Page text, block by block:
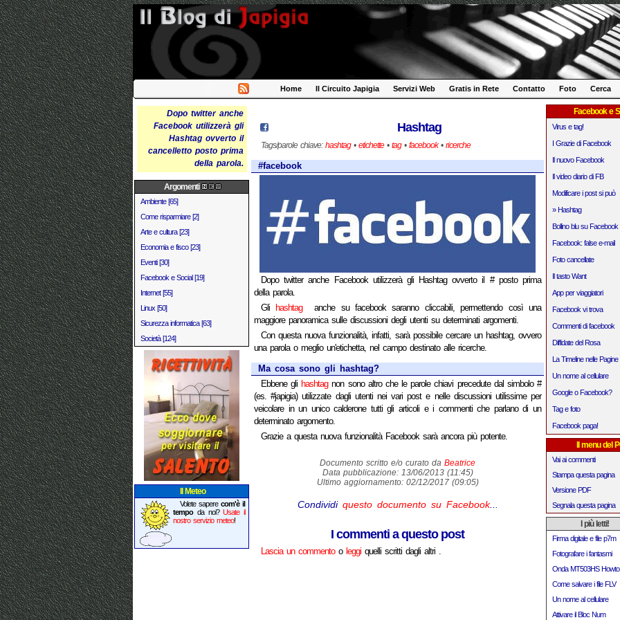
Home Il Circuito Japigia Servizi Web Gratis in Rete Contatto Foto Cerca
Dopo twitter anche
Facebook utilizzerà gli
Hashtag ovverto il
cancelletto posto prima
della parola.
Argomenti
Ambiente [65]
Come risparmiare [2]
Arte e cultura [23]
Economia e fisco [23]
Eventi [30]
Facebook e Social [19]
Internet [55]
Linux [50]
Sicurezza informatica [63]
Società [124]
Il Meteo
Volete sapere com'è il
tempoda noi?Usate il
nostro servizio meteo!
Hashtag
Tags/parole chiave: hashtag• etichette• tag• facebook• ricerche
#facebook
Dopo twitter anche Facebook utilizzerà gli Hashtag ovverto il # posto prima
della parola.
Gli
hashtaganche su facebook saranno cliccabili, permettendo così una
maggiore panoramica sulle discussioni degli utenti su determinati argomenti.
Con questa nuova funzionalità, infatti, sarà possibile cercare un hashtag, ovvero
una parola o meglio un'etichetta, nel campo destinato alle ricerche.
Ma cosa sono gli hashtag?
Ebbene gli hashtagnon sono altro che le parole chiavi precedute dal simbolo #
(es. #japigia) utilizzate dagli utenti nei vari post e nelle discussioni utilissime per
veicolare in un unico calderone tutti gli articoli e i commenti che parlano di un
determinato argomento.
Grazie a questa nuova funzionalità Facebook sarà ancora più potente.
Documento scritto e/o curato da Beatrice
Data pubblicazione: 13/06/2013 (11:45)
Ultimo aggiornamento: 02/12/2017 (09:05)
Condividi questo documento su Facebook...
I commenti a questo post
Lascia un commentoo leggi quelli scritti dagli altri .
Facebook e
Virus e tag!
I Grazie di Facebook
Il nuovo Facebook
Il video diario di FB
Modificare i post si può
» Hashtag
Bollino blu su Facebook
Facebook: false e-mail
Foto cancellate
Il tasto Want
App per viaggiatori
Facebook vi trova
Commenti di facebook
Diffidate del Rosa
La Timeline nelle Pagine
Un nome al cellulare
Google o Facebook?
Tag e foto
Facebook paga!
Il menu del
Vai ai commenti
Stampa questa pagina
Versione PDF
Segnala questa pagina
I più letti!
Firma digitale e file p7m
Fotografare i fantasmi
Onda MT503HS Howto
Come salvare i file FLV
Un nome al cellulare
Attivare il Bloc Num